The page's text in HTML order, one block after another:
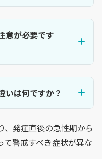
意が必要です
いは何ですか？
、発症直後の急性期から
警戒すべき症状が異な